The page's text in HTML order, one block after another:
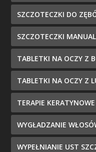
SZCZOTECZKI DO
SZCZOTECZKI
TABLETKI NA OCZY Z
TABLETKI NA OCZY Z
TERAPIE KERATYNOWE
WYGŁADZANIE
WYPEŁNIANIE UST